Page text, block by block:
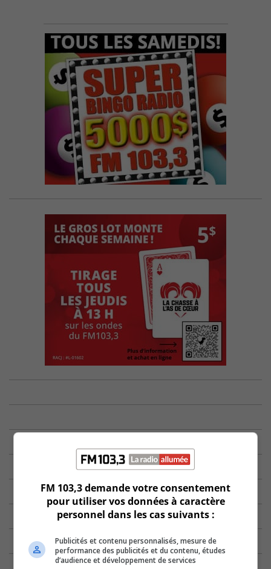
FM 103,3 demande votre consentement
pour utiliser vos données à caractère
personnel dans les cas suivants :
Publicités et contenu personnalisés, mesure de
performance des publicités et du contenu, études
d’audience et développement de services